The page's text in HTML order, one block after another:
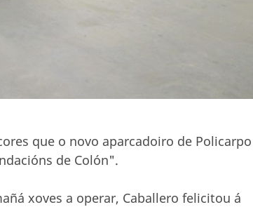
que o novo aparcadoiro de Policarpo
de Colón".
xoves a operar, Caballero felicitou á